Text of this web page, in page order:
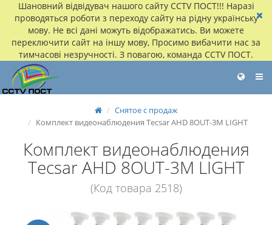
Шановний відвідувач нашого сайту CCTV ПОСТ!!! Наразі
проводяться роботи з переходу сайту на рідну українську
мову. Не всі дані можуть відображатись. Ви можете
переключити сайт на іншу мову, Просимо вибачити нас за
тимчасові незручності. З повагою, команда CCTV ПОСТ.
Снятое с продаж
Комплект видеонаблюдения Tecsar AHD 8OUT-3M LIGHT
Комплект видеонаблюдения
Tecsar AHD 8OUT-3M LIGHT
(Код товара 2518)